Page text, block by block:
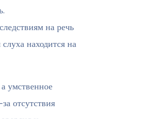
на речь
находится на
умственное
отсутствия